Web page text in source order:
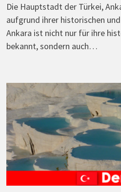
Die Hauptstadt der Türkei,
aufgrund ihrer historischen
Ankara ist nicht nur für ihre
bekannt, sondern auch…